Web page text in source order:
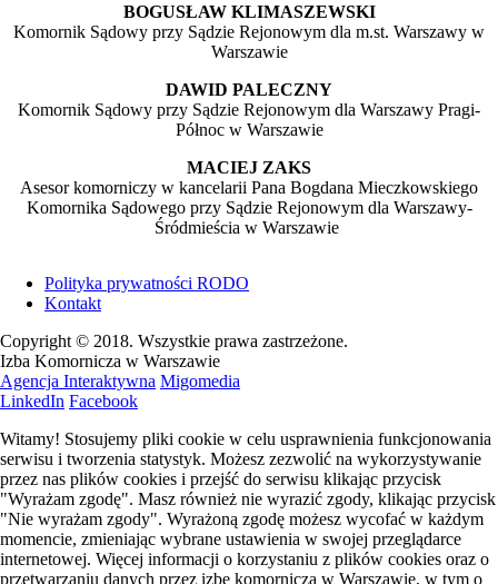
BOGUSŁAW KLIMASZEWSKI
Komornik Sądowy przy Sądzie Rejonowym dla m.st. Warszawy w
Warszawie
DAWID PALECZNY
Komornik Sądowy przy Sądzie Rejonowym dla Warszawy Pragi-
Północ w Warszawie
MACIEJ ZAKS
Asesor komorniczy w kancelarii Pana Bogdana Mieczkowskiego
Komornika Sądowego przy Sądzie Rejonowym dla Warszawy-
Śródmieścia w Warszawie
Polityka prywatności RODO
Kontakt
Copyright © 2018. Wszystkie prawa zastrzeżone.
Izba Komornicza w Warszawie
Agencja Interaktywna Migomedia
LinkedIn Facebook
Witamy! Stosujemy pliki cookie w celu usprawnienia funkcjonowania
serwisu i tworzenia statystyk. Możesz zezwolić na wykorzystywanie
przez nas plików cookies i przejść do serwisu klikając przycisk
"Wyrażam zgodę". Masz również nie wyrazić zgody, klikając przycisk
"Nie wyrażam zgody". Wyrażoną zgodę możesz wycofać w każdym
momencie, zmieniając wybrane ustawienia w swojej przeglądarce
internetowej. Więcej informacji o korzystaniu z plików cookies oraz o
przetwarzaniu danych przez izbę komorniczą w Warszawie, w tym o